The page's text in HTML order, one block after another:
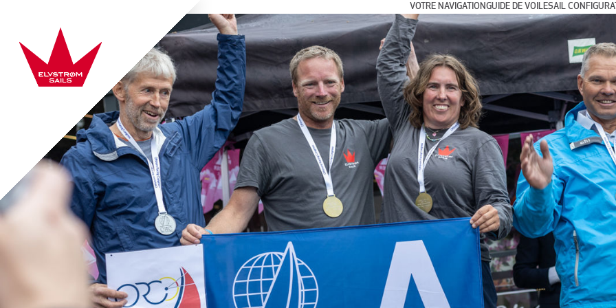
Elvstrøm Sails
VOTRE NAVIGATION
Croisière rapide
Longue Croisière
Multicoque
Course et régates de clubs
Régates internationales et Grand Prix
GUIDE DE VOILE
Voiles de portant et Code
Voiles au près
SAIL